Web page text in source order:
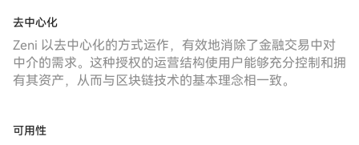
去中心化
Zeni 以去中心化的方式运作，有效地消除了金融交易中对
中介的需求。这种授权的运营结构使用户能够充分控制和拥
有其资产，从而与区块链技术的基本理念相一致。
可用性